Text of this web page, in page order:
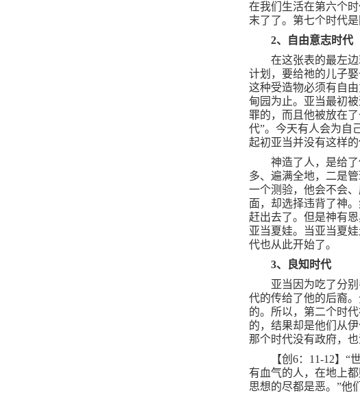
在我们生活在第六个
末了了。第七个时代
2、自由意志时代
在这张表的最左
计划，要给祂的儿子
这种受造物必须有自
甸园为止。亚当最初
罪的，而且他被放在
代”。今天有人会为自
起初亚当并没有这样的
神造了人，是给
多、遍满全地，二是
一个测验，他会不会
面，却选择违背了神
赶出去了。但是神有
亚当夏娃。当亚当夏
代也从此开始了。
3、良知时代
亚当因为吃了分
代的传给了他的后裔
的。所以，第二个时
的，结果却是他们从
那个时代没有政府，
【创 6： 11-12】“
有血气的人，在地上
思想的尽都是恶。”他